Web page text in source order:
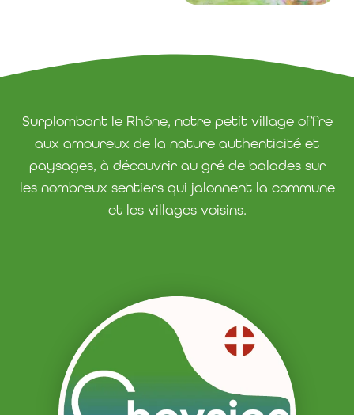
Surplombant le Rhône, notre petit village offre
aux amoureux de la nature authenticité et
paysages, à découvrir au gré de balades sur
les nombreux sentiers qui jalonnent la commune
et les villages voisins.